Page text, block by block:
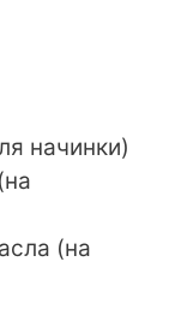
начинки)
(на